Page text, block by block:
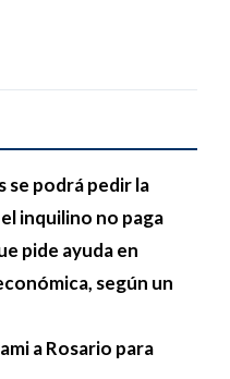
se podrá pedir la
inquilino no paga
pide ayuda en
según un
a Rosario para